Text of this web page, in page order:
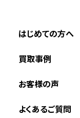
はじめての方へ
買取事例
お客様の声
よくあるご質問